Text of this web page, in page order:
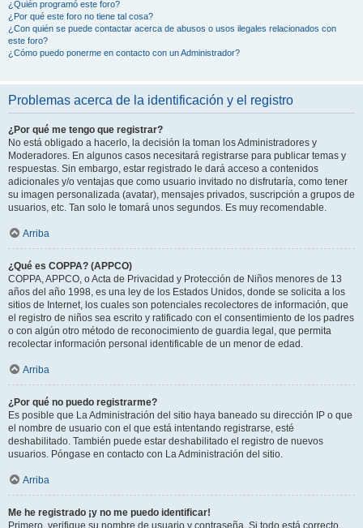
¿Quién programó este foro?
¿Por qué este foro no tiene tal cosa?
¿Con quién se puede contactar acerca de abusos o usos ilegales relacionados con
este foro?
¿Cómo puedo ponerme en contacto con un Administrador?
Problemas acerca de la identificación y el registro
¿Por qué me tengo que registrar?
No está obligado a hacerlo, la decisión la toman los Administradores y
Moderadores. En algunos casos necesitará registrarse para publicar temas y
respuestas. Sin embargo, estar registrado le dará acceso a contenidos
adicionales y/o ventajas que como usuario invitado no disfrutaría, como tener
su imagen personalizada (avatar), mensajes privados, suscripción a grupos de
usuarios, etc. Tan solo le tomará unos segundos. Es muy recomendable.
Arriba
¿Qué es COPPA? (APPCO)
COPPA, APPCO, o Acta de Privacidad y Protección de Niños menores de 13
años del año 1998, es una ley de los Estados Unidos, donde se solicita a los
sitios de Internet, los cuales son potenciales recolectores de información, que
el registro de niños sea escrito y ratificado con el consentimiento de los padres
o con algún otro método de reconocimiento de guardia legal, que permita
recolectar información personal identificable de un menor de edad.
Arriba
¿Por qué no puedo registrarme?
Es posible que La Administración del sitio haya baneado su dirección IP o que
el nombre de usuario con el que está intentando registrarse, esté
deshabilitado. También puede estar deshabilitado el registro de nuevos
usuarios. Póngase en contacto con La Administración del sitio.
Arriba
Me he registrado ¡y no me puedo identificar!
Primero, verifique su nombre de usuario y contraseña. Si todo está correcto,